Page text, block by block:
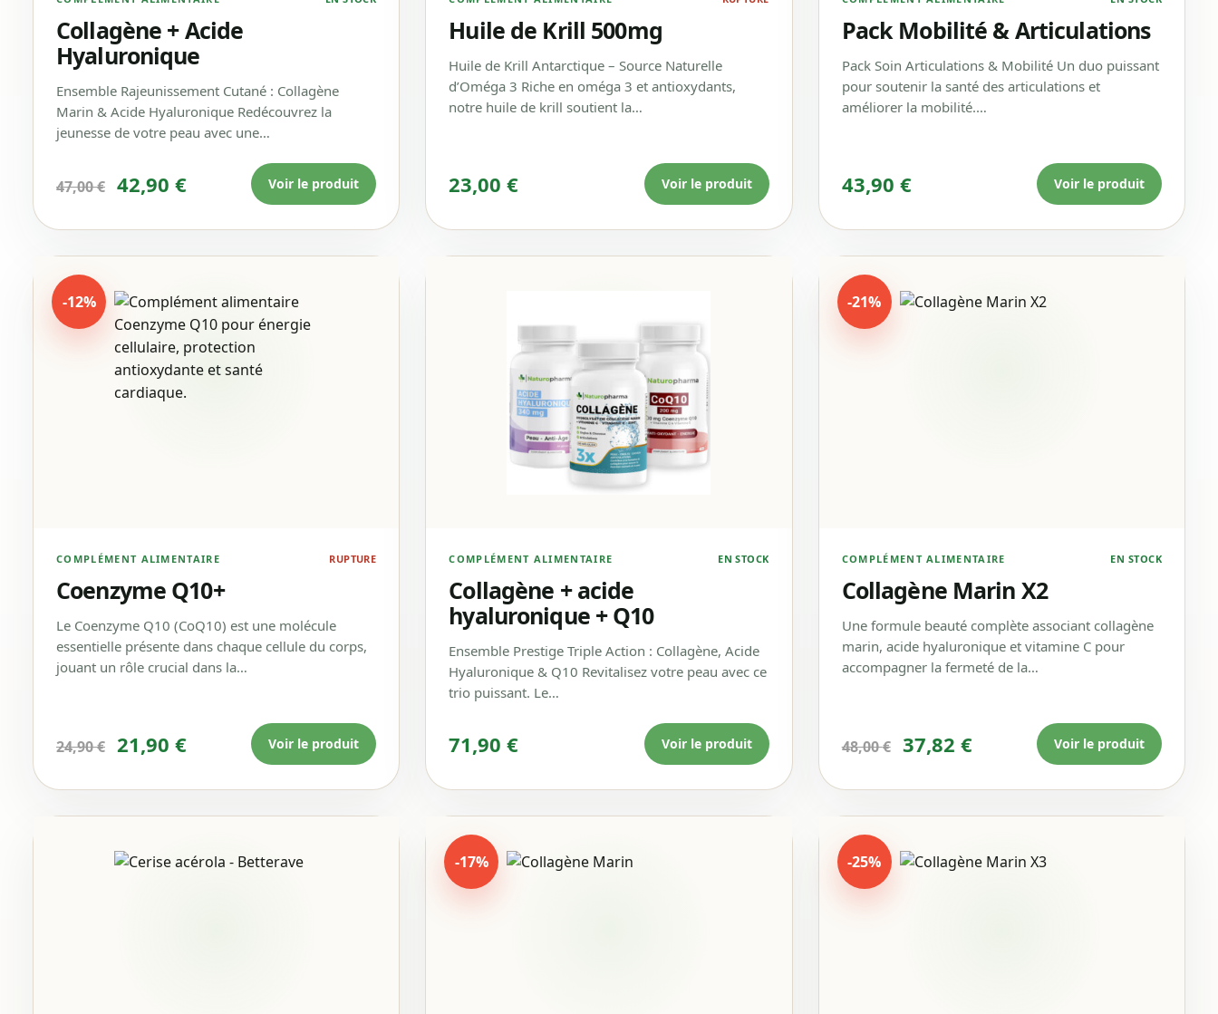
Collagène + Acide
Hyaluronique
Ensemble Rajeunissement Cutané : Collagène
Marin & Acide Hyaluronique Redécouvrez la
jeunesse de votre peau avec une…
47,00€ Le prix initial était : 47,00 €.
42,90 €Le prix actuel est : 42,90 €.
Voir le produit
Huile de Krill 500mg
Huile de Krill Antarctique – Source Naturelle
d’Oméga 3 Riche en oméga 3 et antioxydants,
notre huile de krill soutient la…
23,00€ Voir le produit
Pack Mobilité & Articulations
Pack Soin Articulations & Mobilité Un duo puissant
pour soutenir la santé des articulations et
améliorer la mobilité.…
43,90 € Voir le produit
-12%
COMPLÉMENT ALIMENTAIRE RUPTURE
Coenzyme Q10+
Le Coenzyme Q10 (CoQ10) est une molécule
essentielle présente dans chaque cellule du corps,
jouant un rôle crucial dans la…
24,90€ Le prix initial était : 24,90 €.
21,90 €Le prix actuel est : 21,90 €.
Voir le produit
COMPLÉMENT ALIMENTAIRE EN STOCK
Collagène + acide
hyaluronique + Q10
Ensemble Prestige Triple Action : Collagène, Acide
Hyaluronique & Q10 Revitalisez votre peau avec ce
trio puissant. Le…
71,90€ Voir le produit
-21%
COMPLÉMENT ALIMENTAIRE EN STOCK
Collagène Marin X2
Une formule beauté complète associant collagène
marin, acide hyaluronique et vitamine C pour
accompagner la fermeté de la…
48,00€ Le prix initial était : 48,00 €.
37,82 €Le prix actuel est : 37,82
Voir le produit
-17% -25%